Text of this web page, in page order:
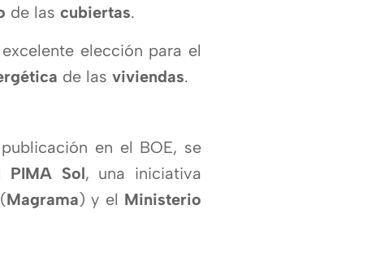
de las cubiertas.
elección para el
de las viviendas.
en el BOE, se
PIMA Sol, una iniciativa
(Magrama) y el Ministerio